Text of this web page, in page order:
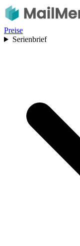
Preise
Serienbrief